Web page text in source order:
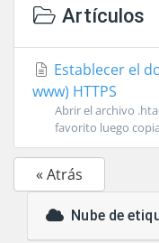
Artículos
Establecer el
www) HTTPS
Abrir el archivo
favorito luego
« Atrás
Nube de